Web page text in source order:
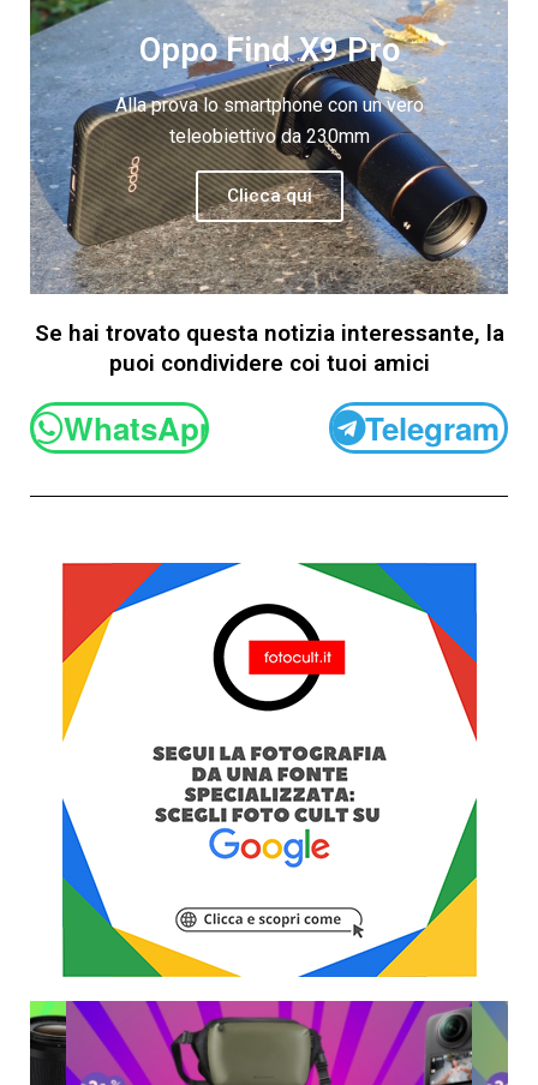
Oppo Find X9 Pro
Alla prova lo smartphone con un vero
teleobiettivo da 230mm
Clicca qui
Se hai trovato questa notizia interessante, la
puoi condividere coi tuoi amici
WhatsApp Telegram